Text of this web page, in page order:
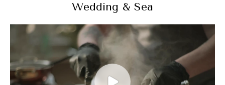
Wedding & Sea